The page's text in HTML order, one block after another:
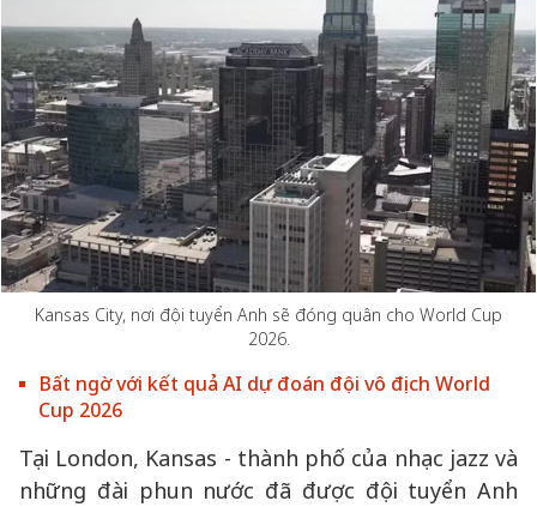
Kansas City, nơi đội tuyển Anh sẽ đóng quân cho World Cup
2026.
Bất ngờ với kết quả AI dự đoán đội vô địch World
Cup 2026
Tại London, Kansas - thành phố của nhạc jazz và
những đài phun nước đã được đội tuyển Anh